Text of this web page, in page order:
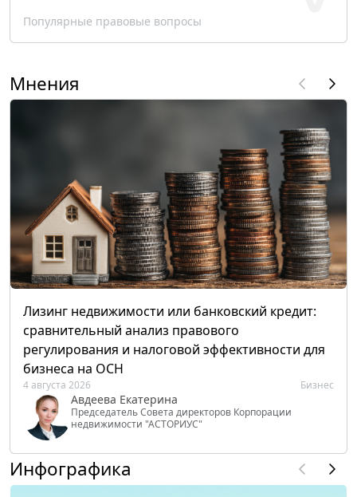
Популярные правовые вопросы
Мнения
Лизинг недвижимости или банковский кредит:
сравнительный анализ правового
регулирования и налоговой эффективности для
бизнеса на ОСН
4 августа 2026 Бизнес
Авдеева Екатерина
Председатель Совета директоров Корпорации
недвижимости "АСТОРИУС"
Инфографика